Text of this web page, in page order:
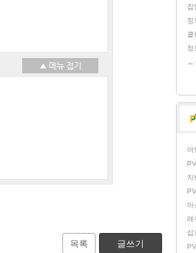
목록 글쓰기
잡
정
클
정
ㅗ
여
PV
차
PV
아
레
섭
PV